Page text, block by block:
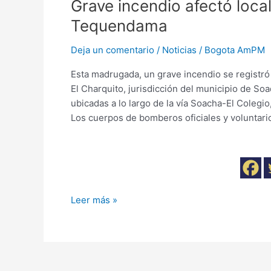
Grave incendio afectó
Tequendama
Deja un comentario / Noticias / Bogota AmPM
Esta madrugada, un grave incendio se
El Charquito, jurisdicción del municipio de
ubicadas a lo largo de la vía Soacha-El
Los cuerpos de bomberos oficiales y
Leer más »